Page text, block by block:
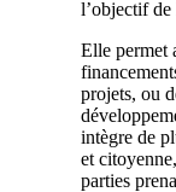
l’objectif
Elle permet
projets, ou
intègre de
et
parties